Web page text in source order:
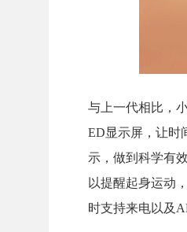
与上一代相比，
ED显示屏，让时
示，做到科学有
以提醒起身运动
时支持来电以及